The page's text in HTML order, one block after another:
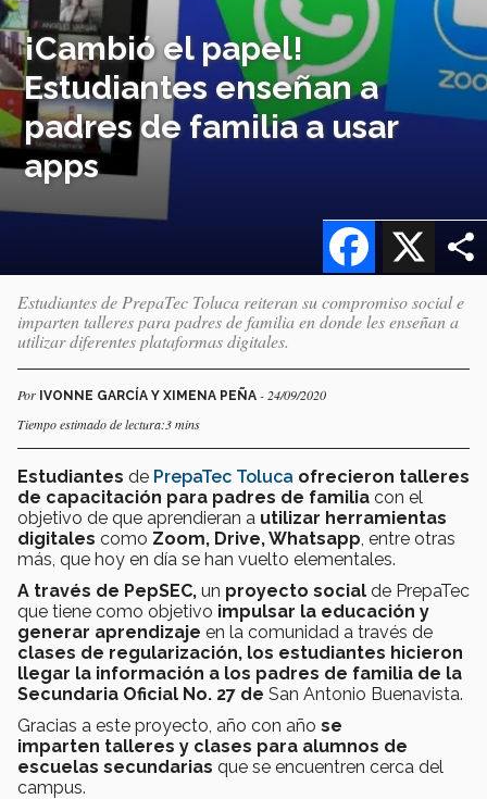
¡Cambió el papel!
Estudiantes enseñan a
padres de familia a usar
apps
X
Facebook
Estudiantes de PrepaTec Toluca reiteran su compromiso social e
imparten talleres para padres de familia en donde les enseñan a
utilizar diferentes plataformas digitales.
Por IVONNE GARCÍA Y XIMENA PEÑA - 24/09/2020
Tiempo estimado de lectura:3 mins
Estudiantes de PrepaTec Toluca ofrecieron talleres
de capacitación para padres de familia con el
objetivo de que aprendieran a utilizar herramientas
digitales como Zoom, Drive, Whatsapp , entre otras
más, que hoy en día se han vuelto elementales.
A través de PepSEC, un proyecto social de PrepaTec
que tiene como objetivo impulsar la educación y
generar aprendizaje en la comunidad a través de
clases de regularización, los estudiantes hicieron
llegar la información a los padres de familia de la
Secundaria Oficial No. 27 de San Antonio Buenavista.
Gracias a este proyecto, año con año se
imparten talleres y clases para alumnos de
escuelas secundarias que se encuentren cerca del
campus.